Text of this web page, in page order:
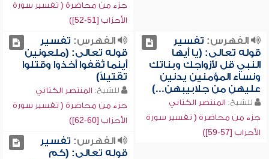
جزء من محاضرة ( تفسير سورة
الأحزاب [51-52])
الفهرس: تفسير
قوله تعالى: (يا أيها
النبي قل لأزواجك وبناتك
ونساء المؤمنين يدنين
عليهن من جلابيبهن...)
للشيخ: المنتصر الكتاني
جزء من محاضرة ( تفسير سورة
الأحزاب [57-59])
الفهرس: تفسير
قوله تعالى: (ملعونين
أينما ثقفوا أخذوا وقتلوا
تقتيلاً)
للشيخ: المنتصر الكتاني
جزء من محاضرة ( تفسير سورة
الأحزاب [60-62])
الفهرس: تفسير
قوله تعالى: (كم